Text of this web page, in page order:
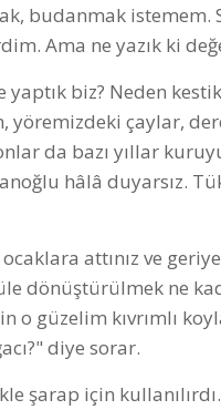
budanmak istemem.
Ama ne yazık ki
biz? Neden
yöremizdeki çaylar,
da bazı yıllar
hâlâ duyarsız.
attınız ve
dönüştürülmek ne
güzelim kıvrımlı
diye sorar.
şarap için